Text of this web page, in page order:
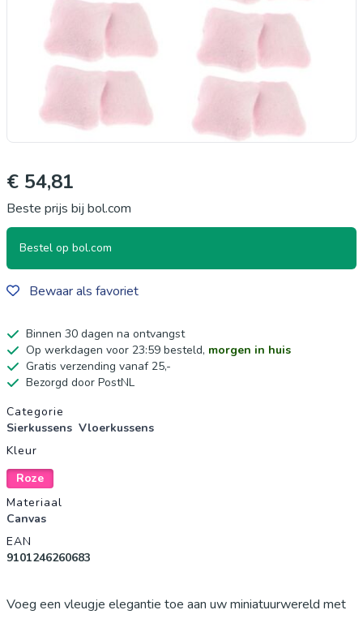
€ 54,81
Beste prijs bij bol.com
Bestel op bol.com
Bewaar als favoriet
Binnen 30 dagen na ontvangst
Op werkdagen voor 23:59 besteld, morgen in huis
Gratis verzending vanaf 25,-
Bezorgd door PostNL
Productgegevens
Categorie
Sierkussens Vloerkussens
Kleur
Roze
Materiaal
Canvas
EAN
9101246260683
Voeg een vleugje elegantie toe aan uw miniatuurwereld met